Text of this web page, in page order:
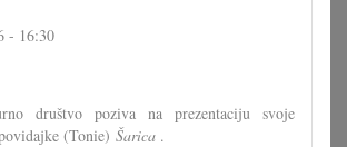
- 16:30
društvo poziva na prezentaciju svoje
(Tonie) Šarica ​​​​.